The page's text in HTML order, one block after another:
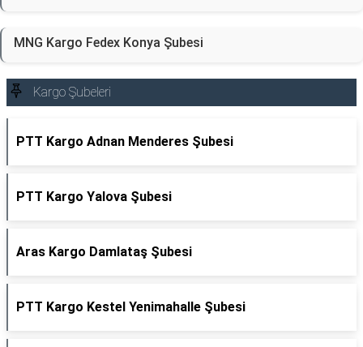
MNG Kargo Fedex Konya Şubesi
Kargo Şubeleri
PTT Kargo Adnan Menderes Şubesi
PTT Kargo Yalova Şubesi
Aras Kargo Damlataş Şubesi
PTT Kargo Kestel Yenimahalle Şubesi